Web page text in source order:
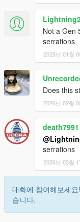
Not a Gen
serrations
2025년 01월
Does this
2026년 02월
death7991
serrations
2026년 03월
대화에 참여해보세요!
습니다.